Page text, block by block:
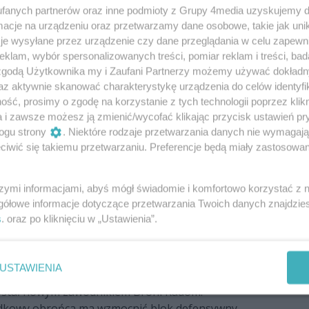
klasie rozgrywkowej Wieczystą Kraków. Dla
to pierwszy oficjalny mecz sezonu 2026/27, ale w
o spokojnym okresie przygotowawczym.
ligą. Sparing prawdę ci powie?
meczach kontrolnych. Przed piątkową
nastroje wśród kibiców Radomiaka są mocno
się wyłącznie wynikami test meczów, Zieloni
do spadku. Tylko, że rezultaty gier
tyle, co pochwały od nielubianej teściowej.
2
w Olimpii
2026/2027 będzie reprezentował barwy Olimpii
Radomiaka Radom został wypożyczony do
do końca rozgrywek.
zawodnikiem Broni Radom
nowym zawodnikiem Broni Radom.
partnerów oraz inne podmioty z Grupy 4media uzyskujemy
na urządzeniu oraz przetwarzamy dane osobowe, takie jak
wysyłane przez urządzenie czy dane przeglądania w celu
wybór spersonalizowanych treści, pomiar reklam i treści,
Użytkownika my i Zaufani Partnerzy możemy używać
aktywnie skanować charakterystykę urządzenia do celów
prosimy o zgodę na korzystanie z tych technologii poprzez
i zawsze możesz ją zmienić/wycofać klikając przycisk ustawień
strony
. Niektóre rodzaje przetwarzania danych nie
się takiemu przetwarzaniu. Preferencje będą miały
informacjami, abyś mógł świadomie i komfortowo korzystać z
informacje dotyczące przetwarzania Twoich danych
. oraz po kliknięciu w „Ustawienia”.
USTAWIENIA